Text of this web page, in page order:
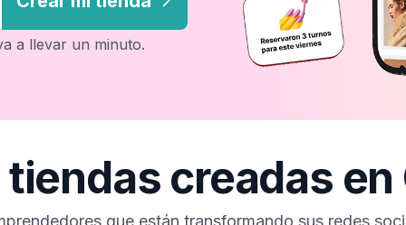
a llevar un minuto.
creadas en
que están transformando sus redes